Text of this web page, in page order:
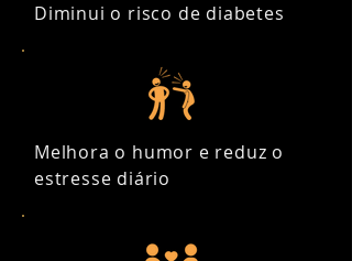
Diminui o risco de diabetes
Melhora o humor e reduz o
estresse diário